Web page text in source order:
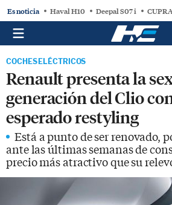
Es noticia Haval H10 Deepal S07 i
COCHES ELÉCTRICOS
Renault presenta la
generación del Clio
esperado restyling
Está a punto de ser renovado,
ante las últimas semanas de
precio más atractivo que su